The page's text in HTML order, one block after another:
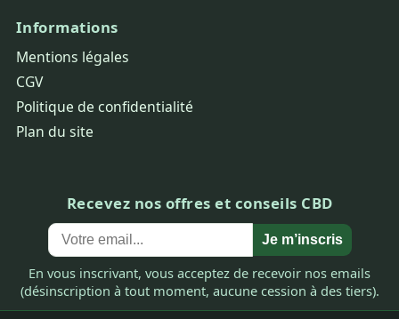
Informations
Mentions légales
CGV
Politique de confidentialité
Plan du site
Recevez nos offres et conseils CBD
Je m’inscris
En vous inscrivant, vous acceptez de recevoir nos emails
(désinscription à tout moment, aucune cession à des tiers).